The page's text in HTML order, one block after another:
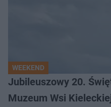
WEEKEND
Jubileuszowy 20.
Muzeum Wsi